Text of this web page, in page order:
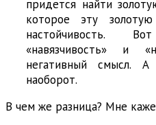
придется найти
которое эту
настойчивость.
«навязчивость» и
негативный смысл. А
наоборот.
В чем же разница? Мне